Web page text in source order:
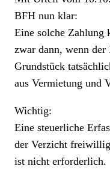
BFH nun klar:
Eine solche Zahlung
zwar dann, wenn der
Grundstück
aus Vermietung und
Wichtig:
Eine steuerliche
der Verzicht
ist nicht erforderlich.